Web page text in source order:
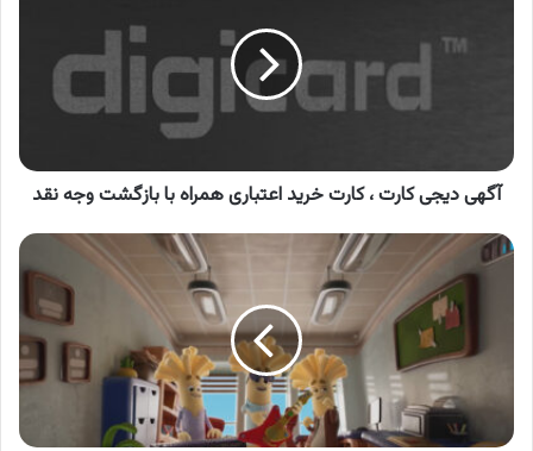
با
بازگشت
نقد
آگهی دیجی کارت ، کارت خرید اعتباری همراه با بازگشت وجه نقد
آگهی
محصولات